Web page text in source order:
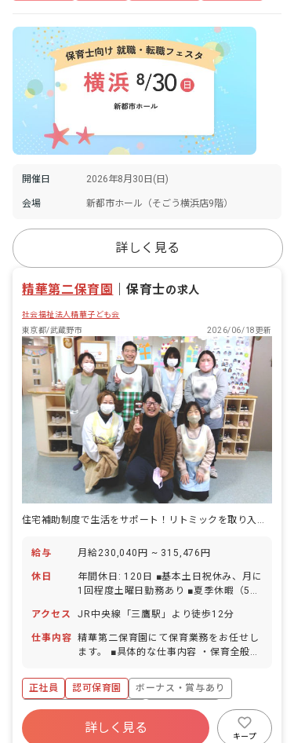
開催日 2026年8月30日(日)
会場 新都市ホール（そごう横浜店9階）
詳しく見る
精華第二保育園 ｜保育士の求人
社会福祉法人精華子ども会
東京都/武蔵野市
2026/06/18更新
住宅補助制度で生活をサポート！リトミックを取り入れた保育のお仕事
給与 月給230,040円 ~ 315,476円
休日
年間休日: 120日 ■基本土日祝休み、月に
1回程度土曜日勤務あり ■夏季休暇（5日
で） ■有給休暇（取得率79.3％／半日単
位での取得可） ■産休育休制度（法定通
り）
アクセス JR中央線「三鷹駅」より徒歩12分
仕事内容 精華第二保育園にて保育業務をお任せし
ます。 ■具体的な仕事内容 ・保育全般
16年目の保育園です。定員78名の認可
保育園として0歳児～5歳児までのクラス
に分かれております。 ※幼児クラスは
「異年齢保育」を行っています。 ※明る
く元気いっぱいの子供たちから笑顔とパ
正社員 認可保育園
ボーナス・賞与あり
寮・住宅・家賃補助あり
社会保険完備
退職金制度
残業少なめ
詳しく見る
キープ